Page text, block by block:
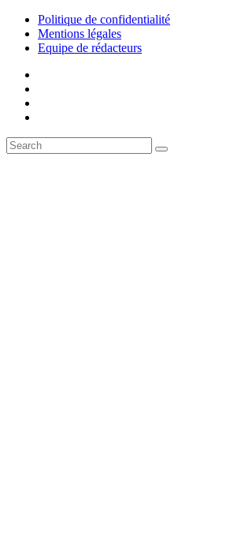
Politique de confidentialité
Mentions légales
Equipe de rédacteurs